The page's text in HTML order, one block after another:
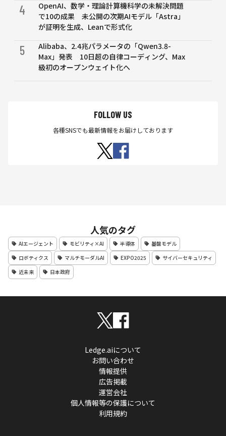
4
OpenAI、数学・理論計算機科学の未解決問題
で10の成果 未公開の次期AIモデル「Astra」
が証明を生成、Leanで形式化
5
Alibaba、2.4兆パラメータの「Qwen3.8-
Max」発表 10日超の自律コーディング、Max
級初のオープンウェイト化へ
FOLLOW US
各種SNSでも最新情報をお届けしております
人気のタグ
AIエージェント モビリティ×AI 半導体
基盤モデル
ロボティクス
マルチモーダルAI EXPO2025
サイバーセキュリティ
近未来
日本政府
Ledge.aiについて
お問い合わせ
情報提供
広告掲載
運営会社
個人情報等の保護について
利用規約